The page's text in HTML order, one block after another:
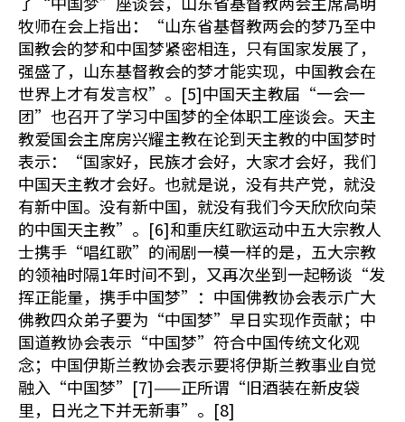
牧师在会上指出：“山东省基督教两会的梦乃至中
国教会的梦和中国梦紧密相连，只有国家发展了，
强盛了，山东基督教会的梦才能实现，中国教会在
世界上才有发言权”。[5]中国天主教届“一会一
团”也召开了学习中国梦的全体职工座谈会。天主
教爱国会主席房兴耀主教在论到天主教的中国梦时
表示：“国家好，民族才会好，大家才会好，我们
中国天主教才会好。也就是说，没有共产党，就没
有新中国。没有新中国，就没有我们今天欣欣向荣
的中国天主教”。[6]和重庆红歌运动中五大宗教人
士携手“唱红歌”的闹剧一模一样的是，五大宗教
的领袖时隔1年时间不到，又再次坐到一起畅谈“发
挥正能量，携手中国梦”：中国佛教协会表示广大
佛教四众弟子要为“中国梦”早日实现作贡献；中
国道教协会表示“中国梦”符合中国传统文化观
念；中国伊斯兰教协会表示要将伊斯兰教事业自觉
融入“中国梦”[7]——正所谓“旧酒装在新皮袋
里，日光之下并无新事”。[8]